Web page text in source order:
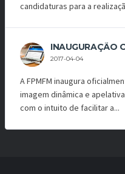
candidaturas para a
INAUGURAÇÃO
2017-04-04
A FPMFM inaugura
imagem dinâmica e
com o intuito de facilitar a...